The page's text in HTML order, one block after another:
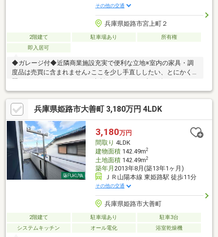
その他の交通
兵庫県姫路市宮上町２
2階建て 駐車場あり
所有権
即入居可
◆ガレージ付◆近隣商業施設充実で便利な立地※室内の家具・調
度品は売買に含まれません♪ここを少し手直ししたい、とにかく綺
い。ご要望に合わせたご提案をさせていただきます。
兵庫県姫路市大善町 3,180万円 4LDK
3,180万円
間取り 4LDK
建物面積142.49m2
土地面積142.49m2
築年月 2013年8月(築13年1ヶ月)
ＪＲ山陽本線 東姫路駅 徒歩11分
その他の交通
兵庫県姫路市大善町
2階建て 駐車場あり
駐車3台
システムキッチン
オール電化 浴室乾燥機